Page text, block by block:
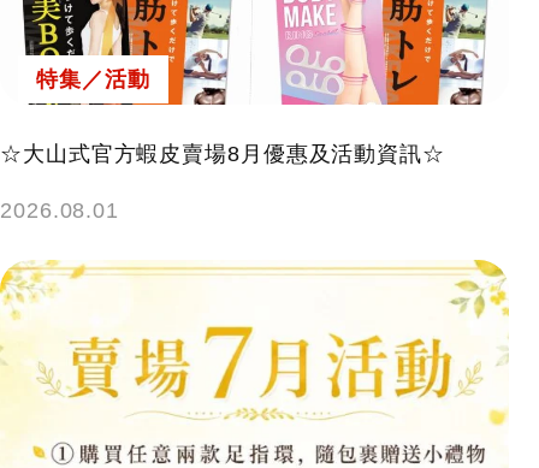
特集／活動
☆大山式官方蝦皮賣場8月優惠及活動資訊☆
2026.08.01